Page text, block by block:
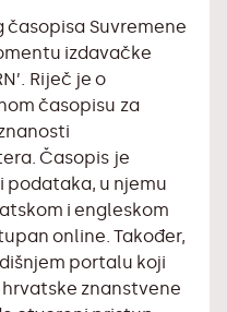
časopisa Suvremene
izdavačke
Riječ je o
časopisu za
Časopis je
podataka, u njemu
i engleskom
online. Također,
portalu koji
znanstvene